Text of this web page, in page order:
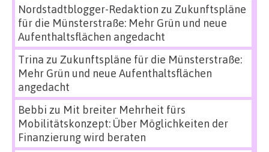
Nordstadtblogger-Redaktion zu Zukunftspläne
für die Münsterstraße: Mehr Grün und neue
Aufenthaltsflächen angedacht
Trina zu Zukunftspläne für die Münsterstraße:
Mehr Grün und neue Aufenthaltsflächen
angedacht
Bebbi zu Mit breiter Mehrheit fürs
Mobilitätskonzept: Über Möglichkeiten der
Finanzierung wird beraten